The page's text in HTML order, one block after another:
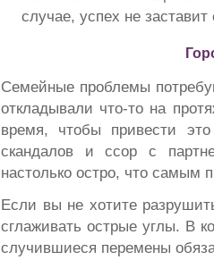
случае, успех не
Семейные проблемы
откладывали что-то на
время, чтобы привести
скандалов и ссор с
настолько остро, что самым
Если вы не хотите
сглаживать острые углы. В
случившиеся перемены